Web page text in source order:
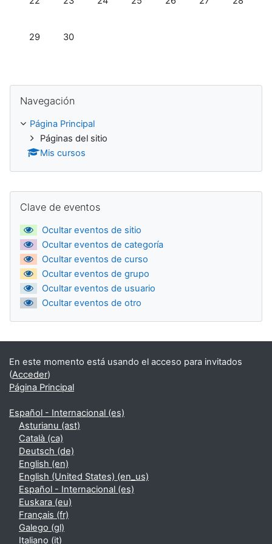
Sin eventos, lunes, 29 septiembre
29 Sin eventos, martes, 30 septiembre
30
Navegación
Página Principal
Páginas del sitio
Mis cursos
Clave de eventos
Ocultar eventos de sitio
Ocultar eventos de categoría
Ocultar eventos de curso
Ocultar eventos de grupo
Ocultar eventos de usuario
Ocultar eventos de otro
En este momento está usando el acceso para invitados
(Acceder)
Página Principal
Español - Internacional ‎(es)‎
Asturianu ‎(ast)‎
Català ‎(ca)‎
Deutsch ‎(de)‎
English ‎(en)‎
English (United States) ‎(en_us)‎
Español - Internacional ‎(es)‎
Euskara ‎(eu)‎
Français ‎(fr)‎
Galego ‎(gl)‎
Italiano ‎(it)‎